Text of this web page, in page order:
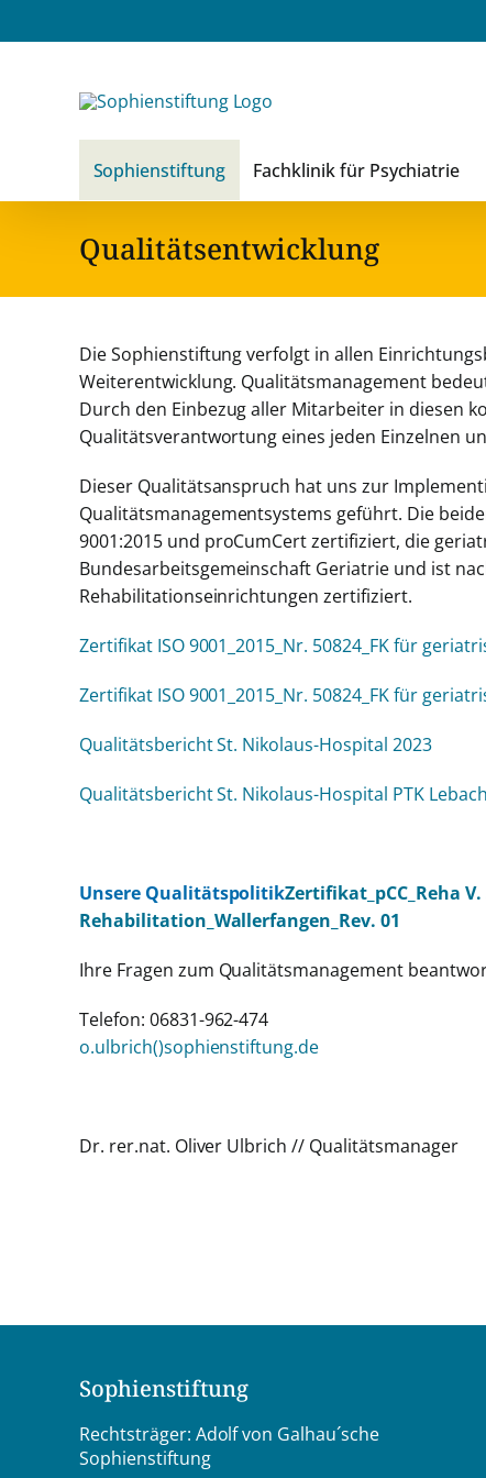
Inhalt
Sophienstiftung Fachklinik für Psychiatrie
Qualitätsentwicklung
Die Sophienstiftung verfolgt in allen
Weiterentwicklung. Qualitätsmanagement
Durch den Einbezug aller Mitarbeiter in diesen
Qualitätsverantwortung eines jeden Einzelnen
Dieser Qualitätsanspruch hat uns zur
Qualitätsmanagementsystems geführt. Die
9001:2015 und proCumCert zertifiziert, die
Bundesarbeitsgemeinschaft Geriatrie und ist
Rehabilitationseinrichtungen zertifiziert.
Zertifikat ISO 9001_2015_Nr. 50824_FK für
Zertifikat ISO 9001_2015_Nr. 50824_FK für
Qualitätsbericht St. Nikolaus-Hospital 2023
Qualitätsbericht St. Nikolaus-Hospital PTK
Unsere QualitätspolitikZertifikat_pCC_Reha
Rehabilitation_Wallerfangen_Rev. 01
Ihre Fragen zum Qualitätsmanagement
Telefon: 06831-962-474
o.ulbrich()sophienstiftung.de
Dr. rer.nat. Oliver Ulbrich // Qualitätsmanager
Sophienstiftung
Rechtsträger: Adolf von Galhau´sche
Sophienstiftung